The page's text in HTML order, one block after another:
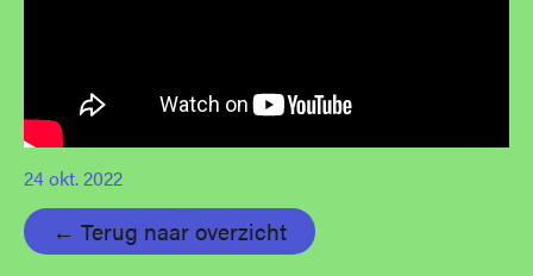
24 okt. 2022
← Terug naar overzicht